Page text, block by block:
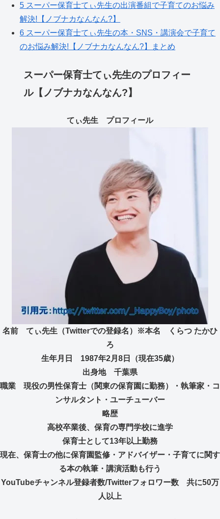
5 スーパー保育士てぃ先生の出演番組で子育てのお悩み
解決!【ノブナカなんなん?】
6 スーパー保育士てぃ先生の本・SNS・講演会で子育て
のお悩み解決!【ノブナカなんなん?】まとめ
スーパー保育士てぃ先生のプロフィー
ル【ノブナカなんなん?】
てぃ先生 プロフィール
名前 てぃ先生（Twitterでの登録名）※本名 くらつ たかひ
ろ
生年月日 1987年2月8日（現在35歳）
出身地 千葉県
職業 現役の男性保育士（関東の保育園に勤務）・執筆家・コ
ンサルタント・ユーチューバー
略歴
高校卒業後、保育の専門学校に進学
保育士として13年以上勤務
現在、保育士の他に保育園監修・アドバイザー・子育てに関す
る本の執筆・講演活動も行う
YouTubeチャンネル登録者数/Twitterフォロワー数 共に50万
人以上